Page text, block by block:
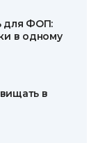
для ФОП:
в одному
в